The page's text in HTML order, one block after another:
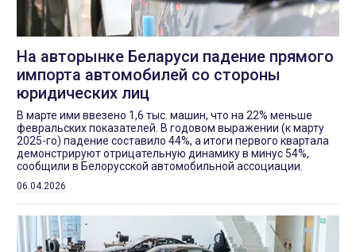
На авторынке Беларуси падение прямого
импорта автомобилей со стороны
юридических лиц
В марте ими ввезено 1,6 тыс. машин, что на 22% меньше
февральских показателей. В годовом выражении (к марту
2025-го) падение составило 44%, а итоги первого квартала
демонстрируют отрицательную динамику в минус 54%,
сообщили в Белорусской автомобильной ассоциации.
06.04.2026